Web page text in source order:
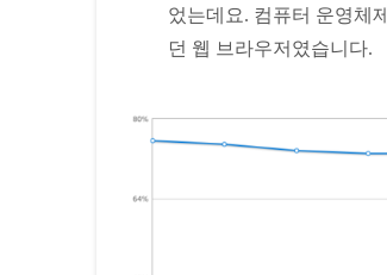
었는데요. 컴퓨터 운영체
던 웹 브라우저였습니다.